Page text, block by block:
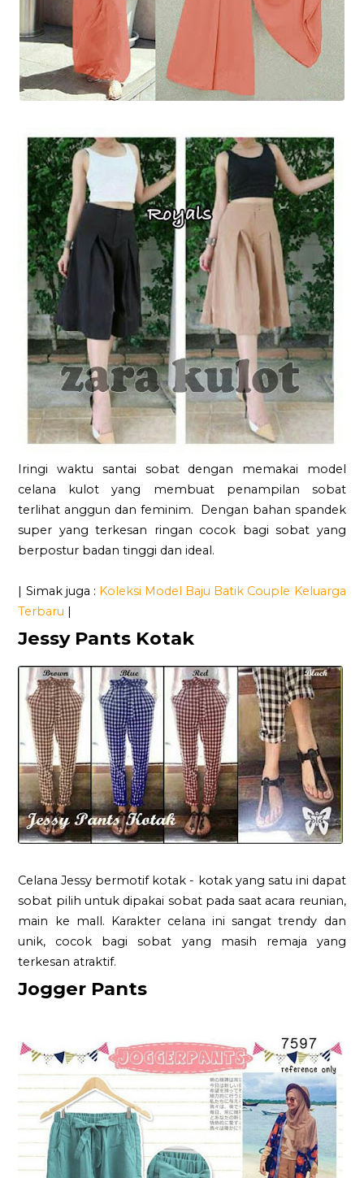
Iringi waktu santai sobat dengan memakai model
celana kulot yang membuat penampilan sobat
terlihat anggun dan feminim. Dengan bahan spandek
super yang terkesan ringan cocok bagi sobat yang
berpostur badan tinggi dan ideal.
| Simak juga : Koleksi Model Baju Batik Couple Keluarga
Terbaru
Jessy Pants Kotak
Celana Jessy bermotif kotak - kotak yang satu ini dapat
sobat pilih untuk dipakai sobat pada saat acara reunian,
main ke mall. Karakter celana ini sangat trendy dan
unik, cocok bagi sobat yang masih remaja yang
terkesan atraktif.
Jogger Pants